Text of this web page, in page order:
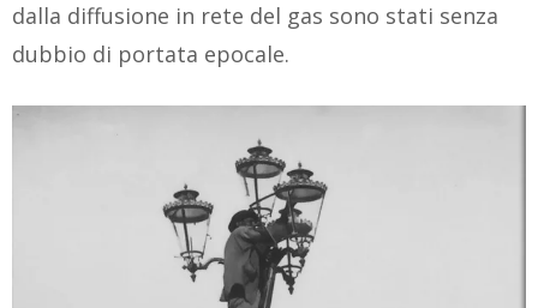
dalla diffusione in rete del gas sono stati senza
dubbio di portata epocale.